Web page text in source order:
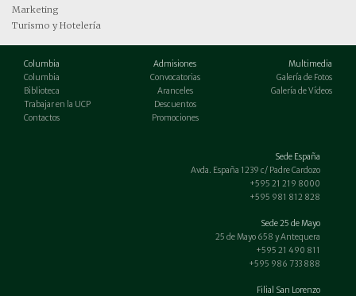
Marketing
Turismo y Hotelería
Columbia
Columbia
Biblioteca
Trabajar en la UCP
Contactos
Admisiones
Convocatorias
Aranceles
Descuentos
Promociones
Multimedia
Galería de Fotos
Galería de Vídeos
Sede España
Avda. España 1239 c/ Padre Cardozo
+595 21 219 8000
+595 981 812 828
Sede 25 de Mayo
25 de Mayo 658 y Antequera
+595 21 490 811
+595 986 733 888
Filial San Lorenzo